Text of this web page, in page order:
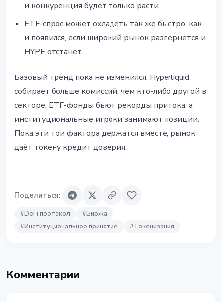
и конкуренция будет только расти.
ETF-спрос может охладеть так же быстро, как
и появился, если широкий рынок развернётся и
HYPE отстанет.
Базовый тренд пока не изменился. Hyperliquid
собирает больше комиссий, чем кто-либо другой в
секторе, ETF-фонды бьют рекорды притока, а
институциональные игроки занимают позиции.
Пока эти три фактора держатся вместе, рынок
даёт токену кредит доверия.
Поделиться:
#DeFi протокол #Биржа
#Институциональное принятие #Токенизация
Комментарии